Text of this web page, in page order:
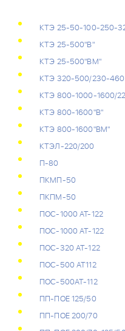
КТЭ 25-50-100-250-
КТЭ 25-500"В"
КТЭ 25-500"ВМ"
КТЭ 320-500/230-460
КТЭ 800-1000-1600/
КТЭ 800-1600"В"
КТЭ 800-1600"ВМ"
КТЭЛ-220/200
П-80
ПКМП-50
ПКПМ-50
ПОС-1000 AT-122
ПОС-1000 АТ-122
ПОС-320 АТ-122
ПОС-500 АТ112
ПОС-500АТ-112
ПП-ПОЕ 125/50
ПП-ПОЕ 200/70